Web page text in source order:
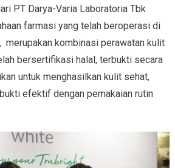
PT Darya-Varia Laboratoria Tbk
farmasi yang telah beroperasi di
merupakan kombinasi perawatan kulit
bersertifikasi halal, terbukti secara
untuk menghasilkan kulit sehat,
efektif dengan pemakaian rutin